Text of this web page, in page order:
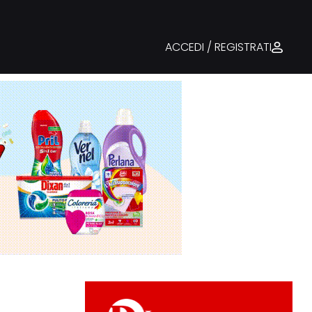
ACCEDI / REGISTRATI